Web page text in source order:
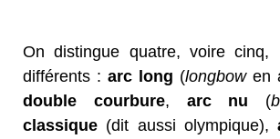
On distingue quatre, voire cinq,
différents : arc long (longbowen
double courbure, arc nu (
classique (dit aussi olympique),